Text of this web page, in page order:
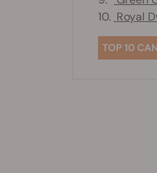
10. Royal
TOP 10